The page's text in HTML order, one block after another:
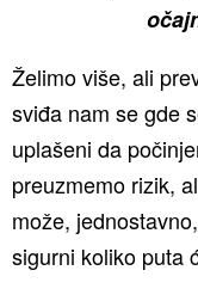
Želimo više, ali
sviđa nam se gde
uplašeni da
preuzmemo rizik,
može,
sigurni koliko puta